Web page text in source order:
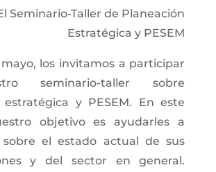
Seminario-Taller de Planeación
Estratégica y PESEM
los invitamos a participar
seminario-taller sobre
estratégica y PESEM. En este
objetivo es ayudarles a
sobre el estado actual de sus
y del sector en general.